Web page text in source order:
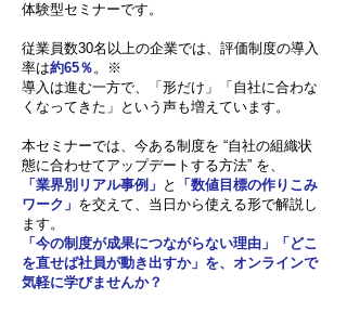
体験型セミナーです。
従業員数30名以上の企業では、評価制度の導入
率は約65％。※
導入は進む一方で、「形だけ」「自社に合わな
くなってきた」という声も増えています。
本セミナーでは、今ある制度を “自社の組織状
態に合わせてアップデートする方法” を、
「業界別リアル事例」 と
「数値目標の作りこみ
ワーク」 を交えて、当日から使える形で解説し
ます。
「今の制度が成果につながらない理由」「どこ
を直せば社員が動き出すか」を、オンラインで
気軽に学びませんか？